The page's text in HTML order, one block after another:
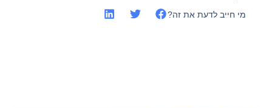
מי חייב לדעת את זה?